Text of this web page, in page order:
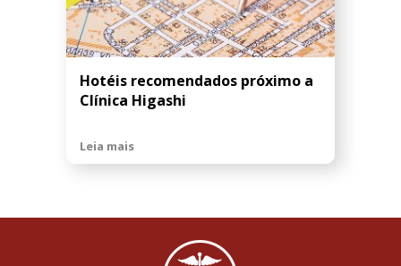
Hotéis recomendados próximo a
Clínica Higashi
Leia mais